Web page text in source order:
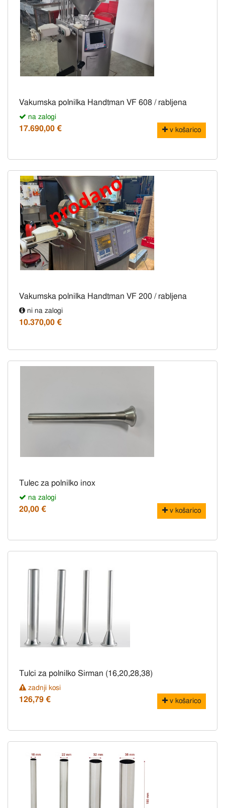
Vakumska polnilka Handtman VF 608 / rabljena
na zalogi
17.690,00 € v košarico
Vakumska polnilka Handtman VF 200 / rabljena
ni na zalogi
10.370,00 €
Tulec za polnilko inox
na zalogi
20,00 € v košarico
Tulci za polnilko Sirman (16,20,28,38)
zadnji kosi
126,79 € v košarico